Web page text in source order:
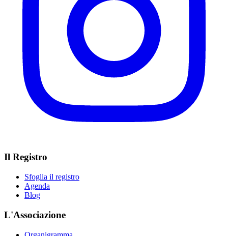
Il Registro
Sfoglia il registro
Agenda
Blog
L'Associazione